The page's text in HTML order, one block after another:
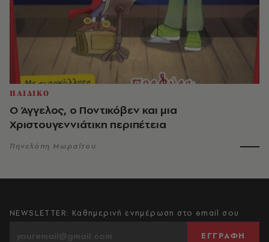
ΠΑΙΔΙΚΟ
Ο Άγγελος, ο Ποντικόβεν και μια
Χριστουγεννιάτικη περιπέτεια
Πηνελόπη Μωραΐτου
NEWSLETTER: Καθημερινή ενημέρωση στο email σου
ΕΓΓΡΑΦΗ